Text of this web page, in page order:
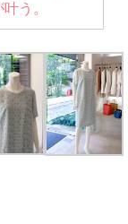
う。